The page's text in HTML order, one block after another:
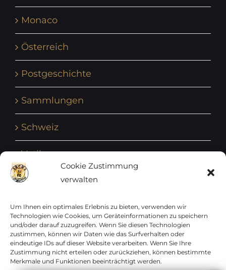
Cookie Zustimmung
verwalten
Um Ihnen ein optimales Erlebnis zu bieten, verwenden wir
Technologien wie Cookies, um Geräteinformationen zu speichern
und/oder darauf zuzugreifen. Wenn Sie diesen Technologien
zustimmen, können wir Daten wie das Surfverhalten oder
eindeutige IDs auf dieser Website verarbeiten. Wenn Sie Ihre
Zustimmung nicht erteilen oder zurückziehen, können bestimmte
Merkmale und Funktionen beeinträchtigt werden.
Monaco
Österreich
Postgeschichte
Sammlungen
Schweiz
Vatikan
Vereinte Nationen
Vorphilatelie
Zensurbelege Österreich
Zensurbelege Schweiz